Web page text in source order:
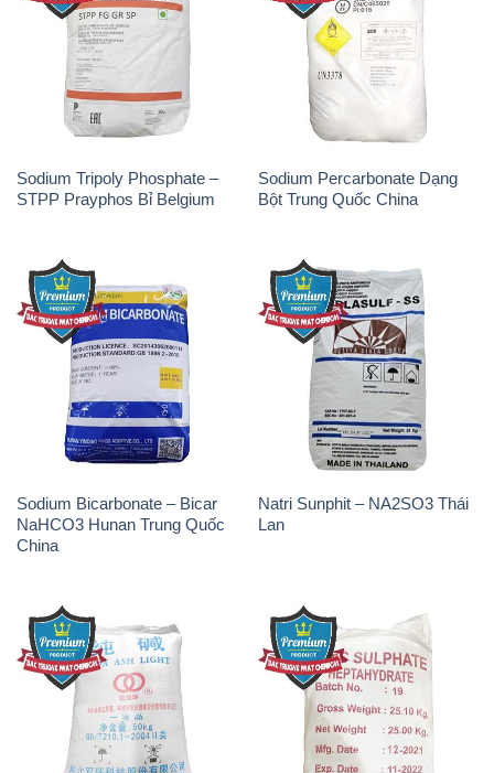
Sodium Tripoly Phosphate –
STPP Prayphos Bỉ Belgium
Sodium Percarbonate Dạng
Bột Trung Quốc China
Sodium Bicarbonate – Bicar
NaHCO3 Hunan Trung Quốc
Natri Sunphit – NA2SO3 Thái
Soda Ash Light – NA2CO3 2
Vòng Tròn Hubei Shuanghuan
Trung Quốc China
Kẽm Sunfat – ZNSO4.7H2O
Ấn Độ India